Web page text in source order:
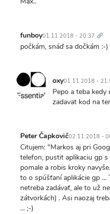
funboy01.11.2018 - 20:37
počkám, snáď sa dočkám :-)
oxy01.11.2018 -
Pepo a teba kedy
zadavat kod na
Peter Čapkovič02.11.2018 -
Citujem: "Markos aj pri
telefon, pustit aplikaciu gp
pomale a robis kroky
to o spúšťaní aplikácie gp ...
netreba zadávať, ale to už
zátvorkách) . Asi naozaj
... ;-)